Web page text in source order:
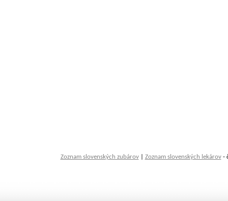
Zoznam slovenských zubárov| Zoznam slovenských lekárov-